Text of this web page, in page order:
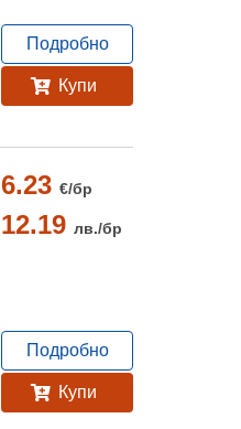
Подробно
Купи
6.23 €/бр
12.19 лв./бр
Подробно
Купи